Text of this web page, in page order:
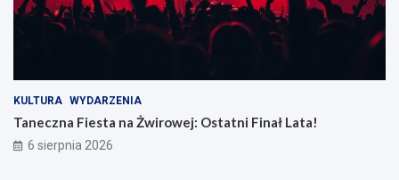
KULTURA WYDARZENIA
Taneczna Fiesta na Żwirowej: Ostatni Finał Lata!
6 sierpnia 2026